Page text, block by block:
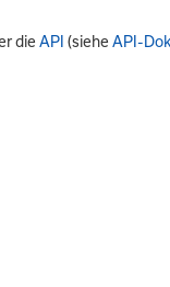
dieAPI (sieheAPI-